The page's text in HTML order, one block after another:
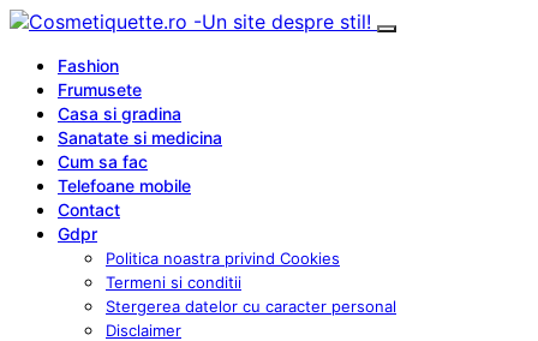
Fashion
Frumusete
Casa si gradina
Sanatate si medicina
Cum sa fac
Telefoane mobile
Contact
Gdpr
Politica noastra privind Cookies
Termeni si conditii
Stergerea datelor cu caracter personal
Disclaimer